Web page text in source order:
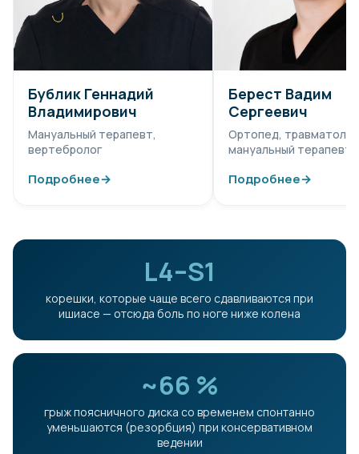
Бублик Геннадий
Владимирович
Мануальный терапевт,
вертебролог
Подробнее→
Берест Вадим
Сергеевич
Ортопед,
мануальный терапевт
Подробнее→
L4–S1
корешки, которые чаще всего сдавливаются при
ишиасе — отсюда боль по ноге ниже колена
~66 %
грыж поясничного диска со временем спонтанно
уменьшаются (резорбция) при консервативном
ведении